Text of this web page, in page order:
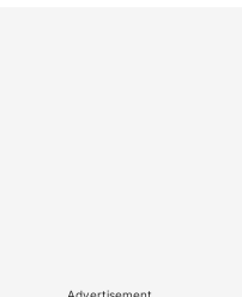
Advertisement